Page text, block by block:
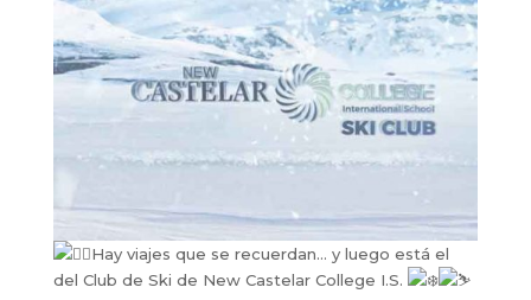
Hay viajes que se recuerdan… y luego está el
del Club de Ski de New Castelar College I.S.